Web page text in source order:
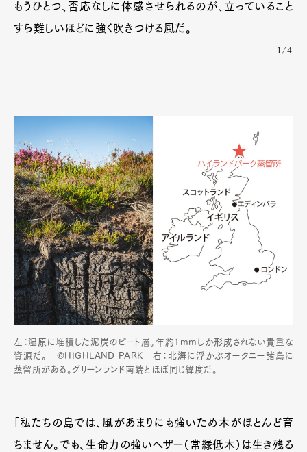
Art&Design WatchFashion
GourmetCars
ProductCulture Lifestyle
Pen Membership
Magazine
もうひとつ、否応なしに体感させられるのが、立っていること
すら難しいほどに強く吹きつける風だ。
1/4
左：湿原に堆積した泥炭のピート層。年約1mmしか形成されない貴重な
資源だ。 ©HIGHLAND PARK 右：北海に浮かぶオークニー諸島に
蒸留所がある。グリーンランド南端とほぼ同じ緯度だ。
「私たちの島では、風があまりにも強いため木がほとんど育
ちません。でも、生命力の強いヘザー（常緑低木）は生き残る